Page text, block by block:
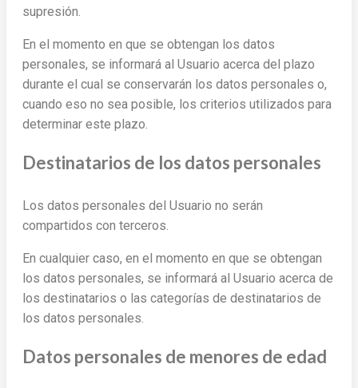
supresión.
En el momento en que se obtengan los datos
personales, se informará al Usuario acerca del plazo
durante el cual se conservarán los datos personales o,
cuando eso no sea posible, los criterios utilizados para
determinar este plazo.
Destinatarios de los datos personales
Los datos personales del Usuario no serán
compartidos con terceros.
En cualquier caso, en el momento en que se obtengan
los datos personales, se informará al Usuario acerca de
los destinatarios o las categorías de destinatarios de
los datos personales.
Datos personales de menores de edad